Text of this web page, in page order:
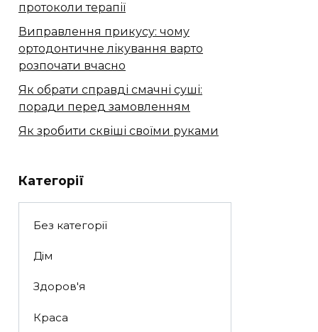
протоколи терапії
Виправлення прикусу: чому
ортодонтичне лікування варто
розпочати вчасно
Як обрати справді смачні суші:
поради перед замовленням
Як зробити сквіші своїми руками
Категорії
Без категорії
Дім
Здоров'я
Краса